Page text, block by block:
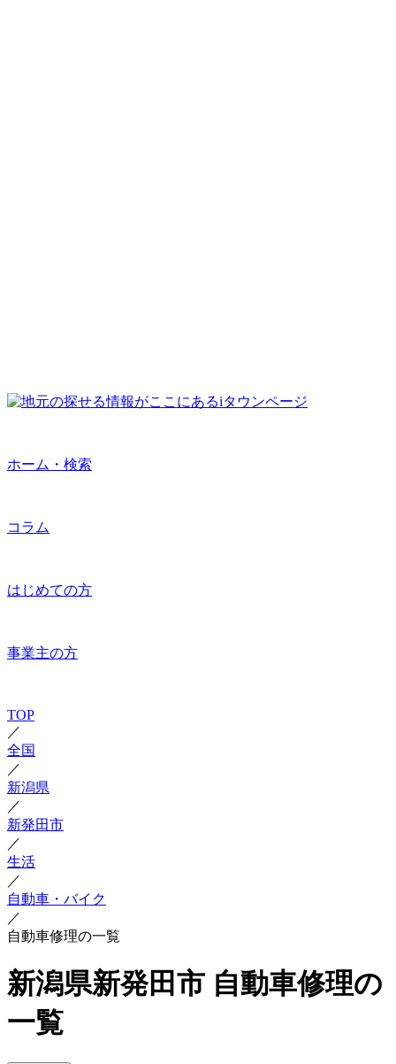
ホーム・検索
コラム
はじめての方
事業主の方
TOP
／
全国
／
新潟県
／
新発田市
／
生活
／
自動車・バイク
／
自動車修理の一覧
新潟県新発田市 自動車修理の
一覧